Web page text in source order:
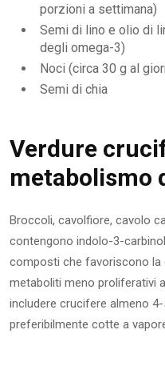
porzioni a settimana)
Semi di lino e olio di
degli omega-3)
Noci (circa 30 g al
Semi di chia
Verdure
metabolismo
Broccoli, cavolfiore, cavolo
contengono indolo-3-
composti che favoriscono la
metaboliti meno proliferativi
includere crucifere almeno
preferibilmente cotte a